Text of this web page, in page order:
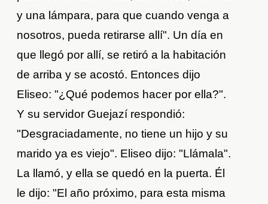
y una lámpara, para que cuando venga a
nosotros, pueda retirarse allí". Un día en
que llegó por allí, se retiró a la habitación
de arriba y se acostó. Entonces dijo
Eliseo: "¿Qué podemos hacer por ella?".
Y su servidor Guejazí respondió:
"Desgraciadamente, no tiene un hijo y su
marido ya es viejo". Eliseo dijo: "Llámala".
La llamó, y ella se quedó en la puerta. Él
le dijo: "El año próximo, para esta misma